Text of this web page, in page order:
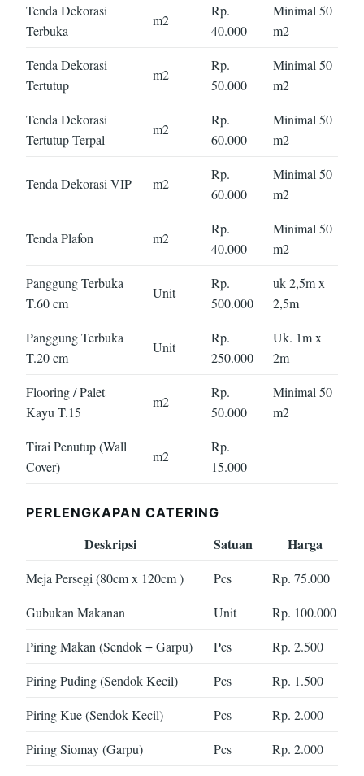
Tenda Dekorasi
Terbuka
m2
Rp.
40.000
Minimal 50
m2
Tenda Dekorasi
Tertutup
m2
Rp.
50.000
Minimal 50
m2
Tenda Dekorasi
Tertutup Terpal
m2
Rp.
60.000
Minimal 50
m2
Tenda Dekorasi VIP m2
Rp.
60.000
Minimal 50
m2
Tenda Plafon m2
Rp.
40.000
Minimal 50
m2
Panggung Terbuka
T.60 cm
Unit
Rp.
500.000
uk 2,5m x
2,5m
Panggung Terbuka
T.20 cm
Unit
Rp.
250.000
Uk. 1m x
2m
Flooring / Palet
Kayu T.15
m2
Rp.
50.000
Minimal 50
m2
Tirai Penutup (Wall
Cover)
m2
Rp.
15.000
PERLENGKAPAN CATERING
Deskripsi Satuan Harga
Meja Persegi (80cm x 120cm ) Pcs
Rp. 75.000
Gubukan Makanan
Unit
Rp. 100.000
Piring Makan (Sendok + Garpu)
Pcs
Rp. 2.500
Piring Puding (Sendok Kecil)
Pcs
Rp. 1.500
Piring Kue (Sendok Kecil)
Pcs
Rp. 2.000
Piring Siomay (Garpu)
Pcs
Rp. 2.000